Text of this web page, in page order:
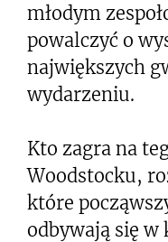
młodym
powalczyć o
największych
wydarzeniu.
Kto zagra na
Woodstocku,
które
odbywają się